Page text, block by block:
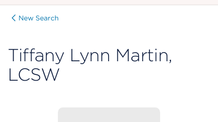
New Search
Tiffany Lynn Martin,
LCSW